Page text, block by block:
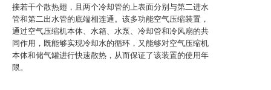
接若干个散热翅，且两个冷却管的上表面分别与第二进水
管和第二出水管的底端相连通。该多功能空气压缩装置，
通过空气压缩机本体、水箱、水泵、冷却管和冷风扇的共
同作用，既能够实现冷却水的循环，又能够对空气压缩机
本体和储气罐进行快速散热，从而保证了该装置的使用年
限。